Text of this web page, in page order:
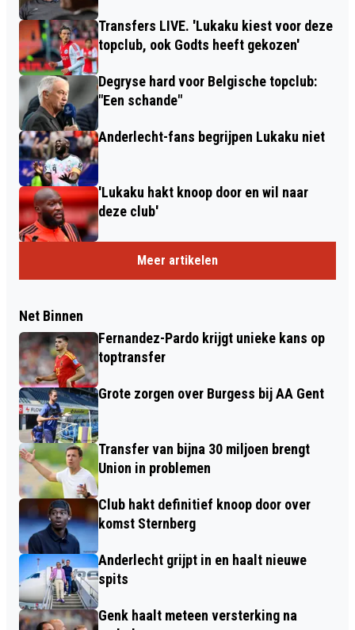
Transfers LIVE. 'Lukaku kiest voor deze
topclub, ook Godts heeft gekozen'
Degryse hard voor Belgische topclub:
"Een schande"
Anderlecht-fans begrijpen Lukaku niet
'Lukaku hakt knoop door en wil naar
deze club'
Meer artikelen
Net Binnen
Fernandez-Pardo krijgt unieke kans op
toptransfer
Grote zorgen over Burgess bij AA Gent
Transfer van bijna 30 miljoen brengt
Union in problemen
Club hakt definitief knoop door over
komst Sternberg
Anderlecht grijpt in en haalt nieuwe
spits
Genk haalt meteen versterking na